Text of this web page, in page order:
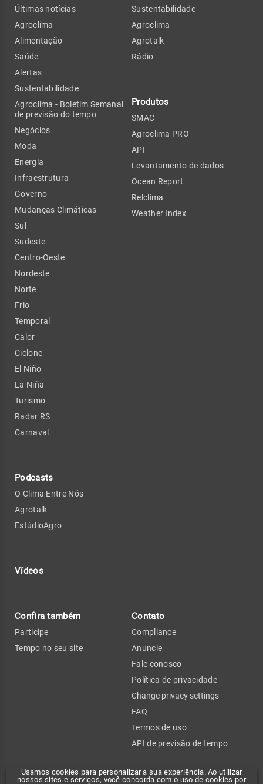
Usamos cookies para personalizar a sua experiência. Ao utilizar
nossos sites e serviços, você concorda com o uso de cookies por
Últimas notícias
Agroclima
Alimentação
Saúde
Alertas
Sustentabilidade
Agroclima - Boletim Semanal
de previsão do tempo
Negócios
Moda
Energia
Infraestrutura
Governo
Mudanças Climáticas
Sul
Sudeste
Centro-Oeste
Nordeste
Norte
Frio
Temporal
Calor
Ciclone
El Niño
La Niña
Turismo
Radar RS
Carnaval
Podcasts
O Clima Entre Nós
Agrotalk
EstúdioAgro
Vídeos
Sustentabilidade
Agroclima
Agrotalk
Rádio
Produtos
SMAC
Agroclima PRO
API
Levantamento de dados
Ocean Report
Relclima
Weather Index
Confira também
Participe
Tempo no seu site
Contato
Compliance
Anuncie
Fale conosco
Política de privacidade
Change privacy settings
FAQ
Termos de uso
API de previsão de tempo